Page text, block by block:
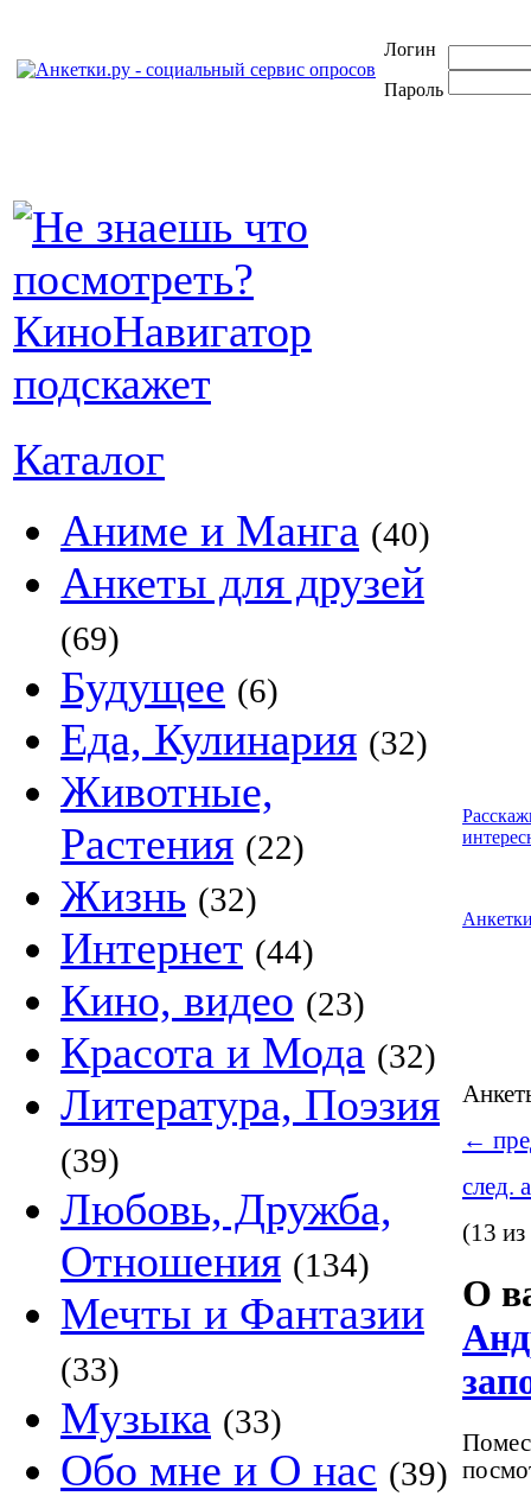
Логин
Пароль
Каталог
Аниме и Манга (40)
Анкеты для друзей
(69)
Будущее (6)
Еда, Кулинария (32)
Животные,
Растения (22)
Жизнь (32)
Интернет (44)
Кино, видео (23)
Красота и Мода (32)
Литература, Поэзия
(39)
Любовь, Дружба,
Отношения (134)
Мечты и Фантазии
(33)
Музыка (33)
Обо мне и О нас (39)
←
след.
(13
О